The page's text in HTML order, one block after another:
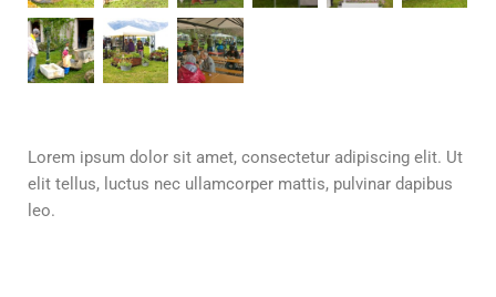
Lorem ipsum dolor sit amet, consectetur adipiscing elit. Ut
elit tellus, luctus nec ullamcorper mattis, pulvinar dapibus
leo.